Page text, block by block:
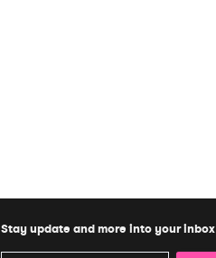
Stay update and more into your inbox